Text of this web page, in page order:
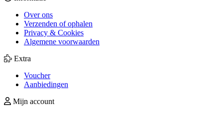
Over ons
Verzenden of ophalen
Privacy & Cookies
Algemene voorwaarden
Extra
Voucher
Aanbiedingen
Mijn account